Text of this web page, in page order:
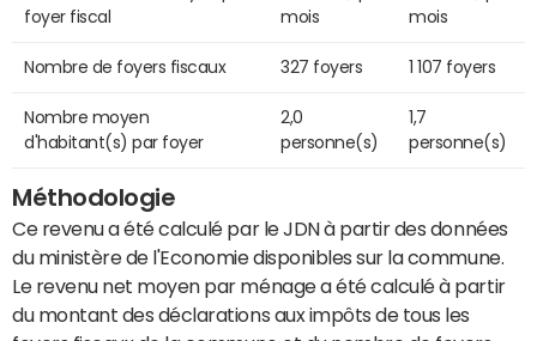
foyer fiscal
mois
mois
Nombre de foyers fiscaux 327 foyers 1 107 foyers
Nombre moyen
d'habitant(s) par foyer
2,0
personne(s)
1,7
personne(s)
Méthodologie
Ce revenu a été calculé par le JDN à partir des données
du ministère de l'Economie disponibles sur la commune.
Le revenu net moyen par ménage a été calculé à partir
du montant des déclarations aux impôts de tous les